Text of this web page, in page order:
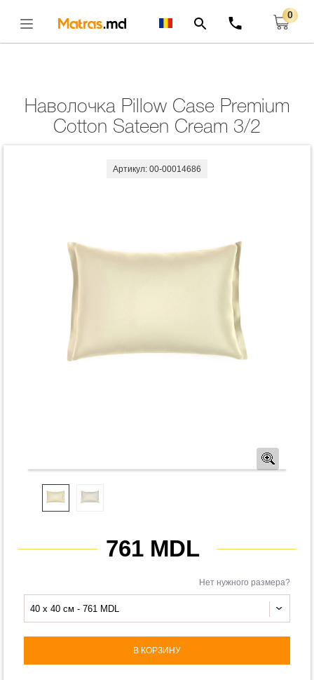
0
Наволочка Pillow Case Premium Cotton Sateen Cream
3/2
Наволочка Pillow Case Premium
Cotton Sateen Cream 3/2
Артикул: 00-00014686
761 MDL
Нет нужного размера?
40 x 40 см - 761 MDL
В КОРЗИНУ